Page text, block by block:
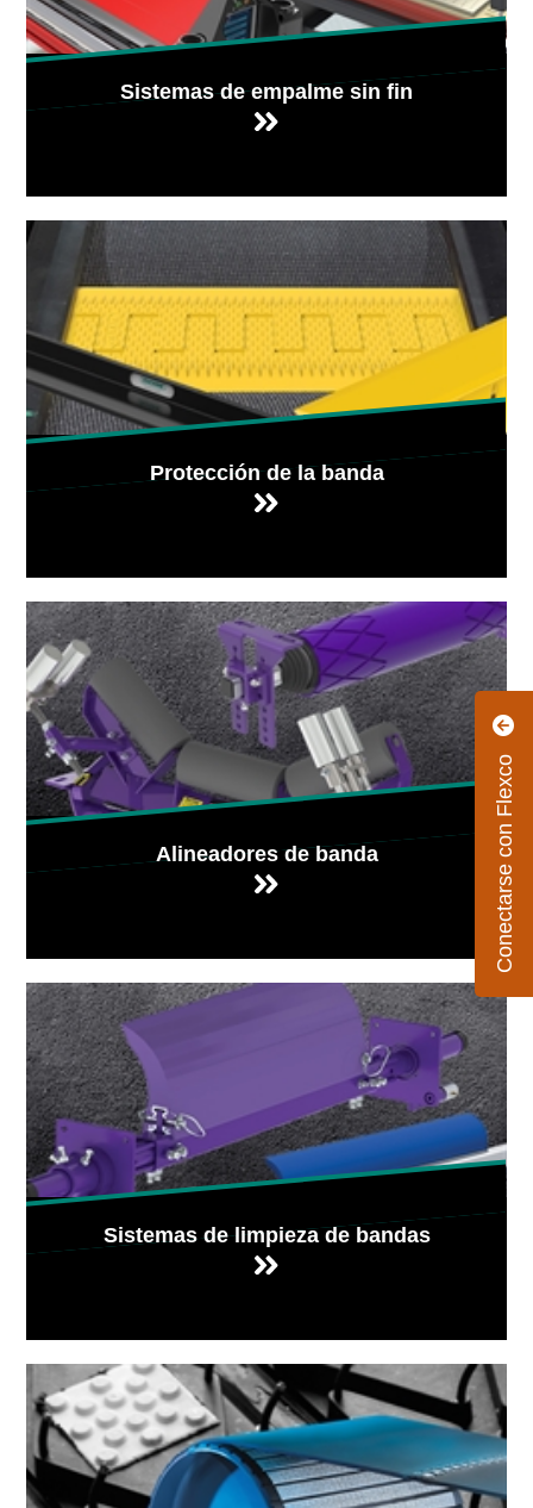
Conectarse con Flexco
Sistemas de empalme sin fin
Protección de la banda
Alineadores de banda
Sistemas de limpieza de bandas